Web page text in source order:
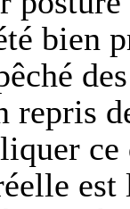
bien
repris